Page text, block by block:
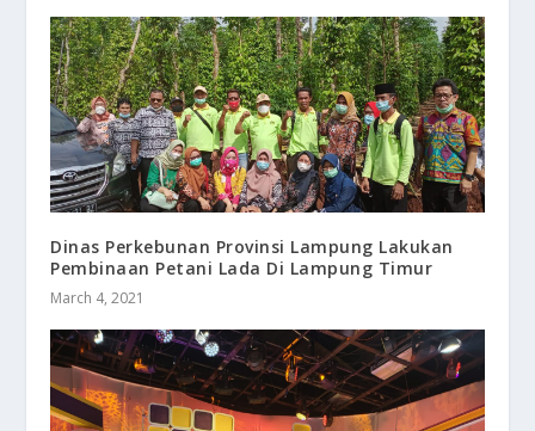
Dinas Perkebunan Provinsi Lampung Lakukan
Pembinaan Petani Lada Di Lampung Timur
March 4, 2021